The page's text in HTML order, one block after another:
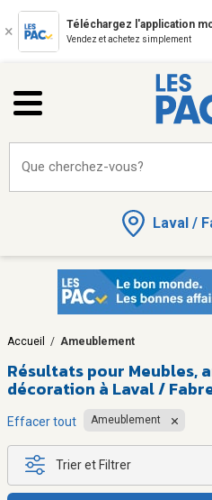
Téléchargez l'application
Vendez et achetez simplement
Laval /
Que cherchez-vous?
Accueil / Ameublement
Résultats pour Meubles,
décoration à Laval /
Effacer tout Ameublement
Trier et Filtrer